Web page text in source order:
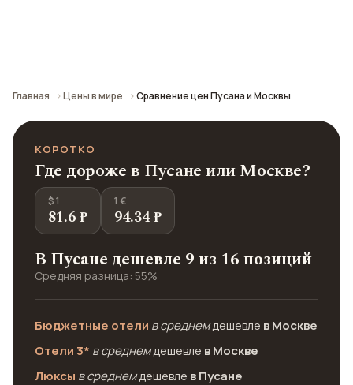
Главная Цены в мире Сравнение цен Пусана и Москвы
КОРОТКО
Где дороже в Пусане или Москве?
$ 1
81.6 ₽
1 €
94.34 ₽
В Пусане дешевле 9 из 16 позиций
Средняя разница: 55%
Бюджетные отели в среднемдешевле в Москве
Отели 3* в среднемдешевле в Москве
Люксы в среднемдешевле в Пусане